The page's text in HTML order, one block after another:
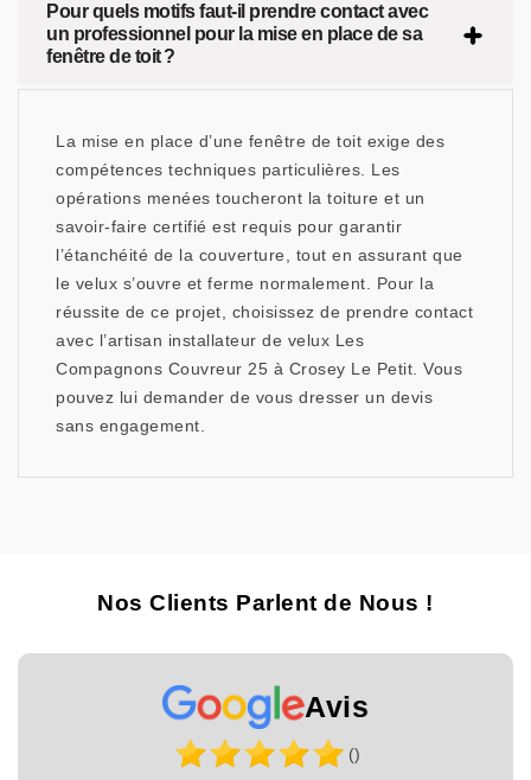
Pour quels motifs faut-il prendre contact avec
un professionnel pour la mise en place de sa
fenêtre de toit ?
La mise en place d’une fenêtre de toit exige des
compétences techniques particulières. Les
opérations menées toucheront la toiture et un
savoir-faire certifié est requis pour garantir
l’étanchéité de la couverture, tout en assurant que
le velux s’ouvre et ferme normalement. Pour la
réussite de ce projet, choisissez de prendre contact
avec l’artisan installateur de velux Les
Compagnons Couvreur 25 à Crosey Le Petit. Vous
pouvez lui demander de vous dresser un devis
sans engagement.
Nos Clients Parlent de Nous !
Avis
()